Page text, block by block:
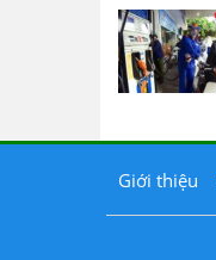
Giới thiệu